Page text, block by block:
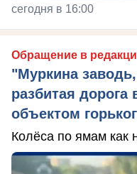
сегодня в 16:00
Обращение в
"Муркина
разбитая дорога
объектом
Колёса по ямам как